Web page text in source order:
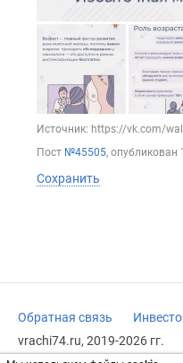
Источник: https://vk.com/
Пост №45505, опубликован
Сохранить
Обратная связь
vrachi74.ru, 2019-2026 гг.